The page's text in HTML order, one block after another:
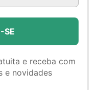
e receba com
e novidades